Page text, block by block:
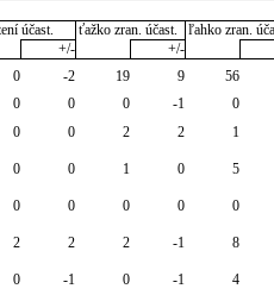
účast. ťažko zran. účast. ľahko zran.
+/- +/-
0 -2 19 9 56
0 0 0 -1 0
0 0 2 2 1
0 0 1 0 5
0 0 0 0 0
2 2 2 -1 8
0 -1 0 -1 4